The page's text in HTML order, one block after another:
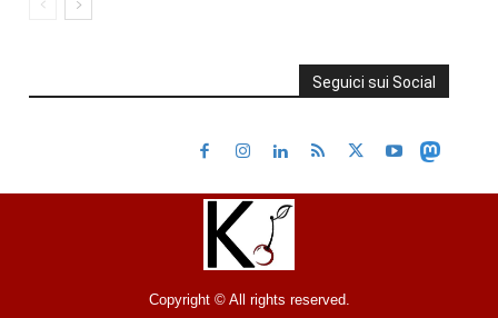
Seguici sui Social
Copyright © All rights reserved.